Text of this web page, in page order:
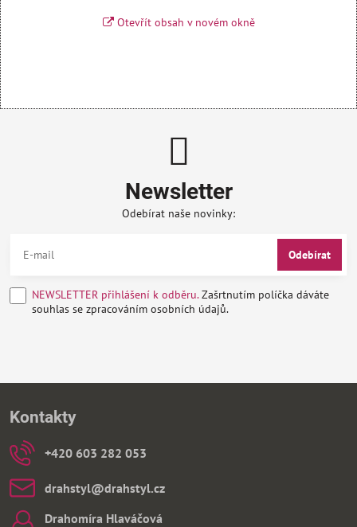
Otevřít obsah v novém okně
Newsletter
Odebírat naše novinky:
Odebírat
NEWSLETTER přihlášení k odběru.Zašrtnutím políčka dáváte
souhlas se zpracováním osobních údajů.
Kontakty
+420 603 282 053
drahstyl​@drahstyl​.cz
Drahomíra Hlaváčová